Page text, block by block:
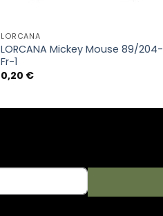
LORCANA
LORCANA Mickey Mouse 89/204-
Fr-1
0,20 €